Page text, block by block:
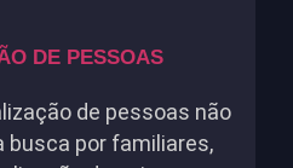
DE PESSOAS
de pessoas não
busca por familiares,